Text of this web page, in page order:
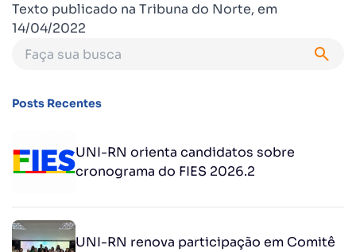
Texto publicado na Tribuna do Norte, em
14/04/2022
Posts Recentes
UNI-RN orienta candidatos sobre
cronograma do FIES 2026.2
UNI-RN renova participação em Comitê